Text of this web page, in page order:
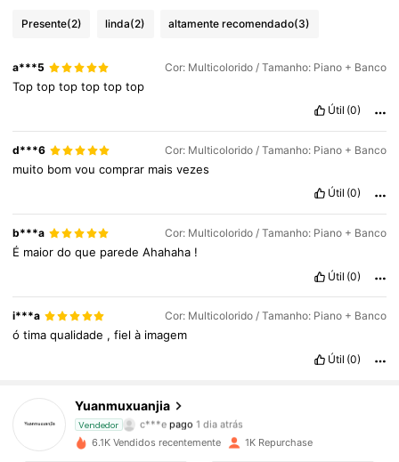
Presente(2) linda(2) altamente recomendado(3)
a***5 Cor: Multicolorido / Tamanho: Piano + Banco
Toptoptoptoptoptop
Útil (0)
d***6 Cor: Multicolorido / Tamanho: Piano + Banco
muito bomvoucomprar maisvezes
Útil (0)
b***a Cor: Multicolorido / Tamanho: Piano + Banco
É maiordoque paredeAhahaha !
Útil (0)
i***a Cor: Multicolorido / Tamanho: Piano + Banco
ótimaqualidade ,fielà imagem
Útil (0)
Yuanmuxuanjia
Vendedor
c***epago
c***h seguiu 1 dia atrás
4,88
506 Seguidores
6.1K Vendidos recentemente 1K Repurchase